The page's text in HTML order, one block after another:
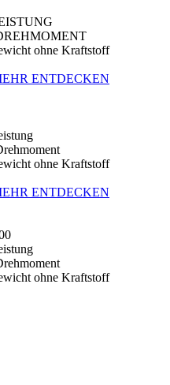
ohne Kraftstoff
ENTDECKEN
ohne Kraftstoff
ENTDECKEN
ohne Kraftstoff